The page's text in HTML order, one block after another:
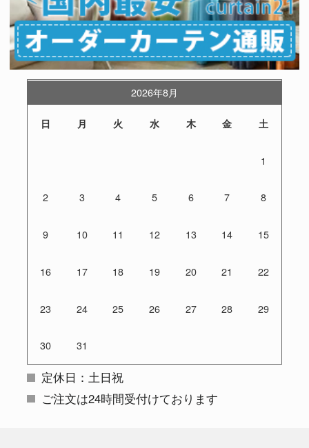
2026年8月
日 月 火 水 木 金 土
1
2 3 4 5 6 7 8
9 10 11 12 13 14 15
16 17 18 19 20 21 22
23 24 25 26 27 28 29
30 31
定休日：土日祝
ご注文は24時間受付けております